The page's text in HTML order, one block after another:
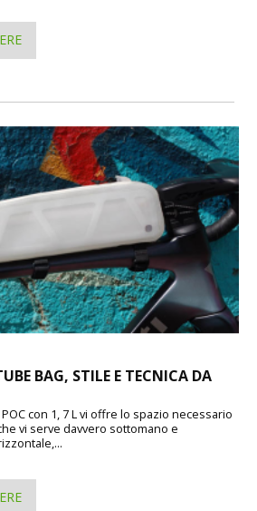
BAG, STILE E TECNICA DA
con 1, 7 L vi offre lo spazio necessario
vi serve davvero sottomano e